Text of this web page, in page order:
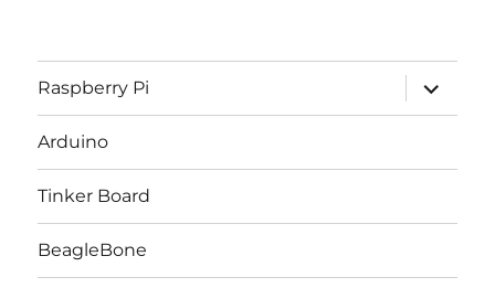
Raspberry Pi
サ
ブ
メ
ー
開
Arduino
Tinker Board
BeagleBone